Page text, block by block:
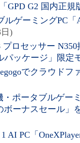
GPD G2 国内正規
ルゲーミングPC
)
ロセッサー
パッケージ」限定
でクラウドフ
ポータブルゲー
ボーナスセール」
AI PC「